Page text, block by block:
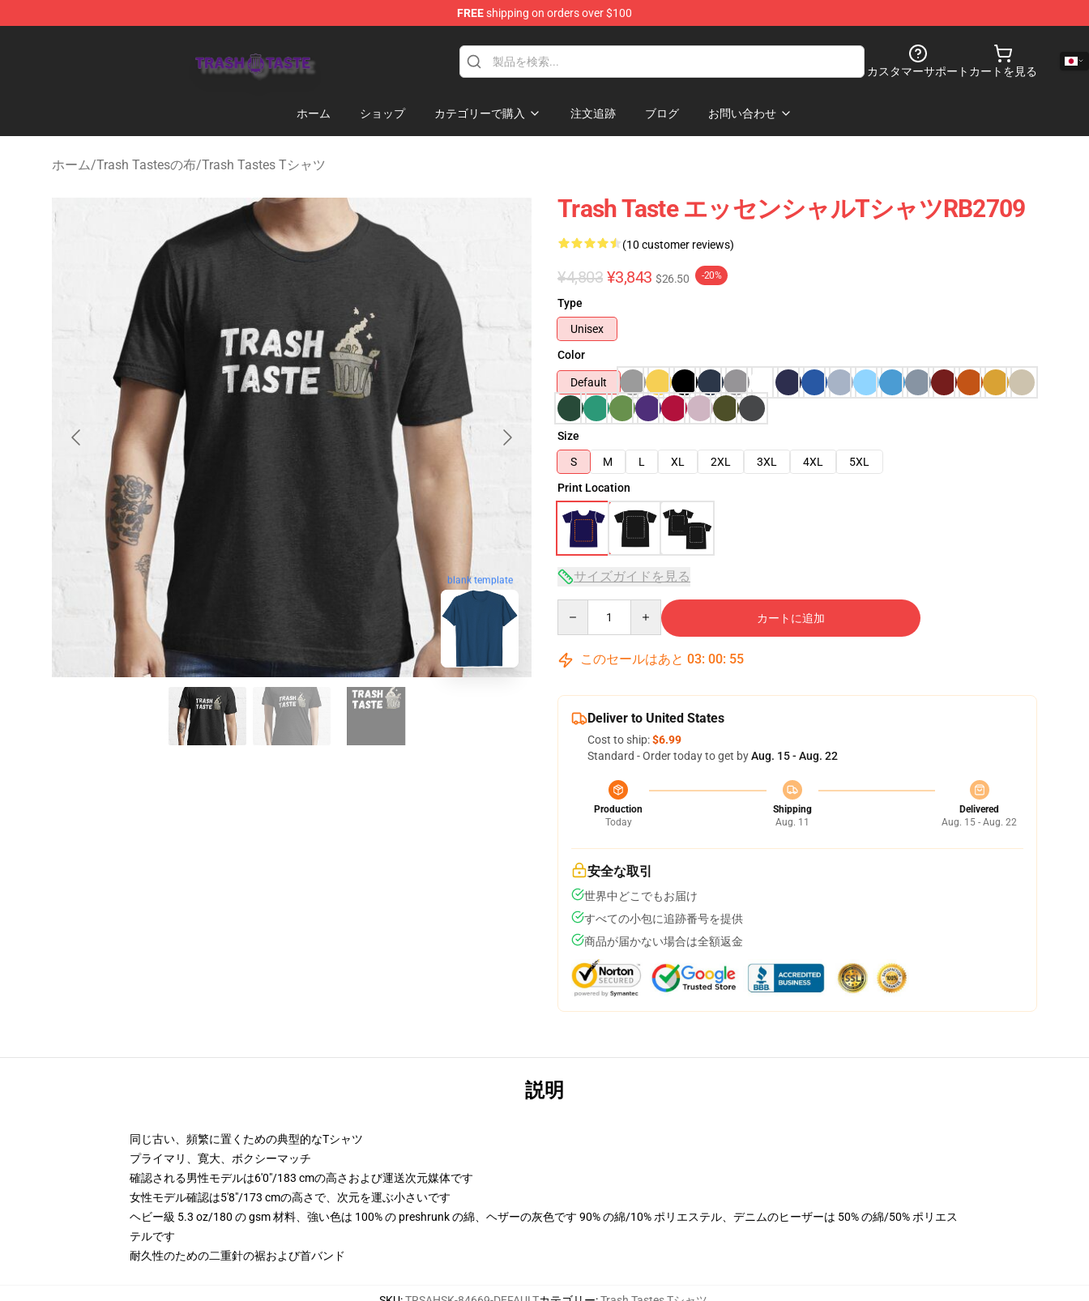
FREEshipping on orders over $100
カスタマーサポート カートを見る
ホーム ショップ カテゴリーで購入 注文追跡 ブログ お問い合わせ
ホーム/Trash Tastesの布/Trash Tastes Tシャツ
blank template
Trash Taste エッセンシャルTシャツRB2709
(10 customer reviews)
¥4,803 ¥3,843 $26.50 -20%
Type
Unisex
Color
Default
Size
S
M L XL 2XL 3XL 4XL
5XL
Print Location
サイズガイドを見る
カートに追加
このセールはあと 03: 00: 54
Deliver to United States
Cost to ship:$6.99
Standard - Order today to get byAug. 15 - Aug. 22
Production
Today
Shipping
Aug. 11
Delivered
Aug. 15 - Aug. 22
安全な取引
世界中どこでもお届け
すべての小包に追跡番号を提供
商品が届かない場合は全額返金
説明
同じ古い、頻繁に置くための典型的なTシャツ
プライマリ、寛大、ボクシーマッチ
確認される男性モデルは6'0"/183 cmの高さおよび運送次元媒体です
女性モデル確認は5'8"/173 cmの高さで、次元を運ぶ小さいです
ヘビー級 5.3 oz/180 の gsm 材料、強い色は 100% の preshrunk の綿、ヘザーの灰色です 90% の綿/10% ポリエステル、デニムのヒーザーは 50% の綿/50% ポリエス
テルです
耐久性のための二重針の裾および首バンド